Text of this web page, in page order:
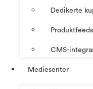
Dedikerte
Produktfeeds
CMS-
Mediesenter